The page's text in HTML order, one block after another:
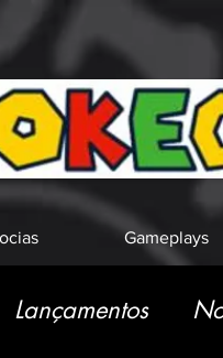
Gameplays
Lançamentos